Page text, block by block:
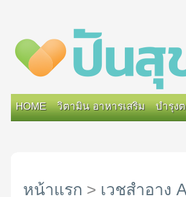
HOME วิตามิน อาหารเสริม บำรุง
หน้าแรก > เวชสำอาง